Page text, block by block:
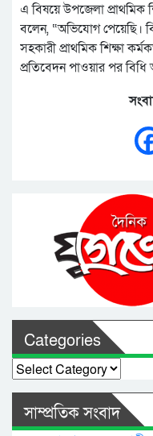
এ বিষয়ে উপজেলা প্রাথমিক
বলেন, “অভিযোগ পেয়েছি।
সহকারী প্রাথমিক শিক্ষা
প্রতিবেদন পাওয়ার পর বিধি
Categories
Categories
সাম্প্রতিক সংবাদ